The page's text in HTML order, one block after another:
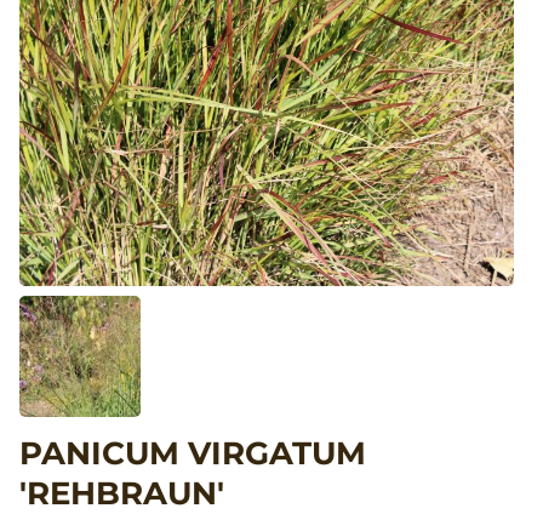
PANICUM VIRGATUM
'REHBRAUN'